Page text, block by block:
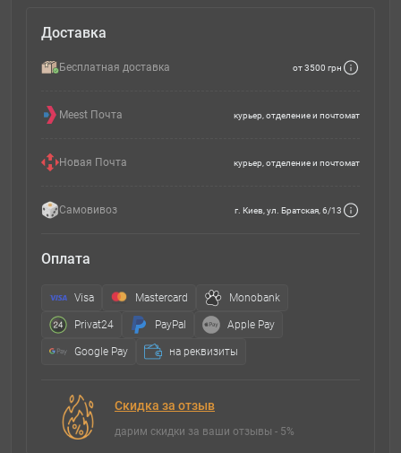
Доставка
Бесплатная доставка от 3500 грн
Meest Почта курьер, отделение и почтомат
Новая Почта курьер, отделение и почтомат
Самовивоз г. Киев, ул. Братская, 6/13
Оплата
Visa Mastercard Monobank
Privat24 PayPal Apple Pay
Google Pay на реквизиты
Скидка за отзыв
дарим скидки за ваши отзывы - 5%